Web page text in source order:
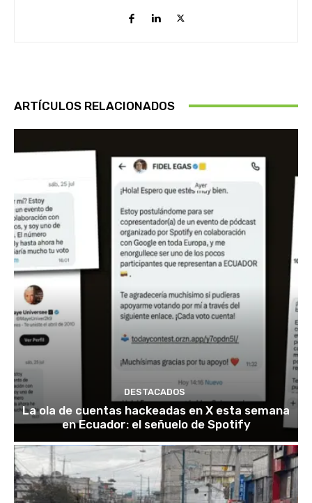
ARTÍCULOS RELACIONADOS
DESTACADOS
La ola de cuentas hackeadas en X esta semana
en Ecuador: el señuelo de Spotify